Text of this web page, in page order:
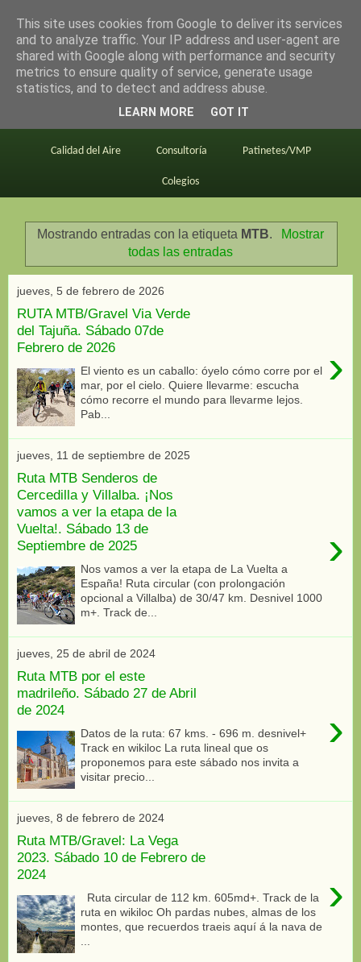
en bici por madrid
Este blog BiciMAD Primeros consejos
Calidad del Aire Consultoría Patinetes/VMP
Colegios
Mostrando entradas con la etiqueta MTB.
Mostrar
todas las entradas
jueves, 5 de febrero de 2026
RUTA MTB/Gravel Via Verde
del Tajuña. Sábado 07de
Febrero de 2026
›
El viento es un caballo: óyelo cómo corre por el
mar, por el cielo. Quiere llevarme: escucha
cómo recorre el mundo para llevarme lejos.
Pab...
jueves, 11 de septiembre de 2025
Ruta MTB Senderos de
Cercedilla y Villalba. ¡Nos
vamos a ver la etapa de la
Vuelta!. Sábado 13 de
Septiembre de 2025
›
Nos vamos a ver la etapa de La Vuelta a
España! Ruta circular (con prolongación
opcional a Villalba) de 30/47 km. Desnivel 1000
m+. Track de...
jueves, 25 de abril de 2024
Ruta MTB por el este
madrileño. Sábado 27 de Abril
de 2024
›
Datos de la ruta: 67 kms. - 696 m. desnivel+
Track en wikiloc La ruta lineal que os
proponemos para este sábado nos invita a
visitar precio...
jueves, 8 de febrero de 2024
Ruta MTB/Gravel: La Vega
2023. Sábado 10 de Febrero de
2024
›
Ruta circular de 112 km. 605md+. Track de la
ruta en wikiloc Oh pardas nubes, almas de los
montes, que recuerdos traeis aquí á la nava de
This site uses cookies from Google to deliver its services
and to analyze traffic. Your IP address and user-agent are
shared with Google along with performance and security
metrics to ensure quality of service, generate usage
statistics, and to detect and address abuse.
LEARN MORE GOT IT